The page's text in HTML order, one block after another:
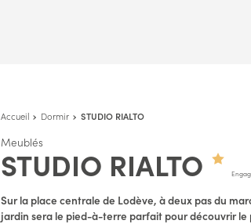
Accueil Dormir STUDIO RIALTO
Meublés
STUDIO RIALTO
Sur la place centrale de Lodève, à deux pas du
jardin sera le pied-à-terre parfait pour découvrir le